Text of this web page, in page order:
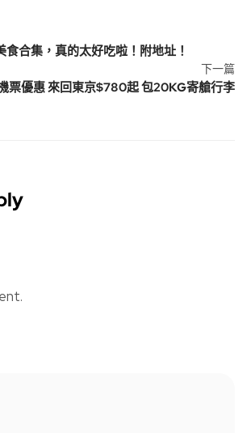
合集，真的太好吃啦！附地址！
下一篇
票優惠 來回東京$780起 包20KG寄艙行李